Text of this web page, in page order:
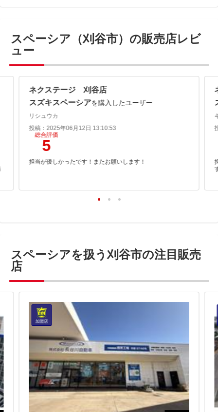
スペーシア（刈谷市）の販売店レビ
ュー
ネクステージ 刈谷店
スズキスペーシアを購入したユーザー
リシュウカ
投稿：2025年06月12日 13:10:53
総合評価
5
担当が優しかったです！またお願いします！
スペーシアを扱う刈谷市の注目販売
店